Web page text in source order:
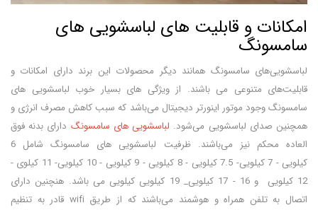
امکانات و قابلیت های لباسشویی های
سامسونگ
لباسشویی‌های سامسونگ همانند دیگر محصولات این برند دارای امکانات و
قابلیت‌های متنوعی می‌ باشند. از ویژگی‌ های بسیار خوب لباسشویی‌ های
سامسونگ وجود موتور اینورتر دیجیتال می‌باشد که سبب کاهش مصرف انرژی و
همچنین صدای لباسشویی می‌شود. لباسشویی‌ های سامسونگ دارای بدنه فوق
العاده محکم نیز می‌باشند. ظرفیت لباسشویی های سامسونگ شامل 6
کیلویی - 7 کیلویی- 7.5 کیلویی - 8 کیلویی - 9 کیلویی - 10 کیلویی- 11 کیلوی -
12 کیلویی و 16 - 17 کیلویی_ 19 کیلویی کیلویی می باشد. هنچنین دارای
اتصال به تلفن همراه و هوشمند می‌باشند که از طریق wifi قادر به تنظیم